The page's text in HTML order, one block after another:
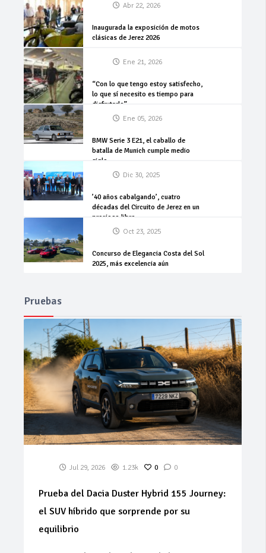
Abr 22, 2026
Inaugurada la exposición de motos
clásicas de Jerez 2026
Ene 21, 2026
“Con lo que tengo estoy satisfecho,
lo que sí necesito es tiempo para
disfrutarlo”
Ene 05, 2026
BMW Serie 3 E21, el caballo de
batalla de Munich cumple medio
siglo
Dic 30, 2025
’40 años cabalgando’, cuatro
décadas del Circuito de Jerez en un
precioso libro
Oct 23, 2025
Concurso de Elegancia Costa del Sol
2025, más excelencia aún
Pruebas
Jul 29, 2026 1.23k 0 0
Prueba del Dacia Duster Hybrid 155 Journey:
el SUV híbrido que sorprende por su
equilibrio